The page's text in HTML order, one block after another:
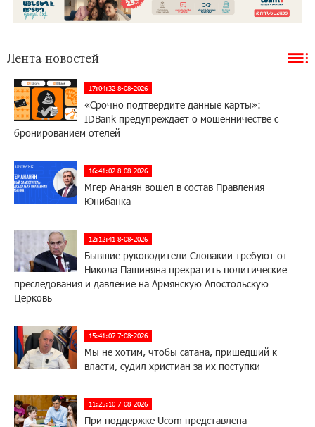
Лента новостей
17:04:32 8-08-2026
«Срочно подтвердите данные карты»:
IDBank предупреждает о мошенничестве с
бронированием отелей
16:41:02 8-08-2026
Мгер Ананян вошел в состав Правления
Юнибанка
12:12:41 8-08-2026
Бывшие руководители Словакии требуют от
Никола Пашиняна прекратить политические
преследования и давление на Армянскую Апостольскую
Церковь
15:41:07 7-08-2026
Мы не хотим, чтобы сатана, пришедший к
власти, судил христиан за их поступки
11:25:10 7-08-2026
При поддержке Ucom представлена